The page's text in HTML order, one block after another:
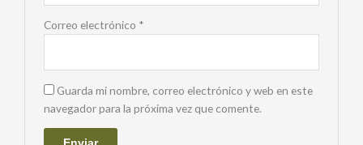
Correo electrónico *
Guarda mi nombre, correo electrónico y web en este
navegador para la próxima vez que comente.